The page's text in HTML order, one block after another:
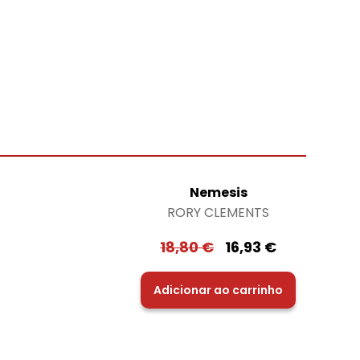
Nemesis
RORY CLEMENTS
18,80€ 16,93 €
Adicionar ao carrinho